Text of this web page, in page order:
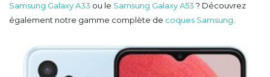
Samsung Galaxy A33 ou le Samsung Galaxy A53 ? Découvrez
également notre gamme complète de coques Samsung